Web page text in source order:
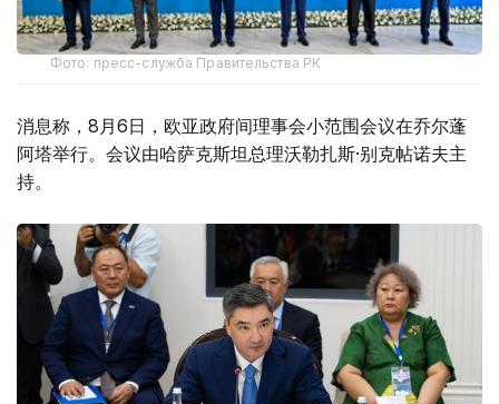
Фото: пресс-служба Правительства РК
消息称，8月6日，欧亚政府间理事会小范围会议在乔尔蓬
阿塔举行。会议由哈萨克斯坦总理沃勒扎斯·别克帖诺夫主
持。